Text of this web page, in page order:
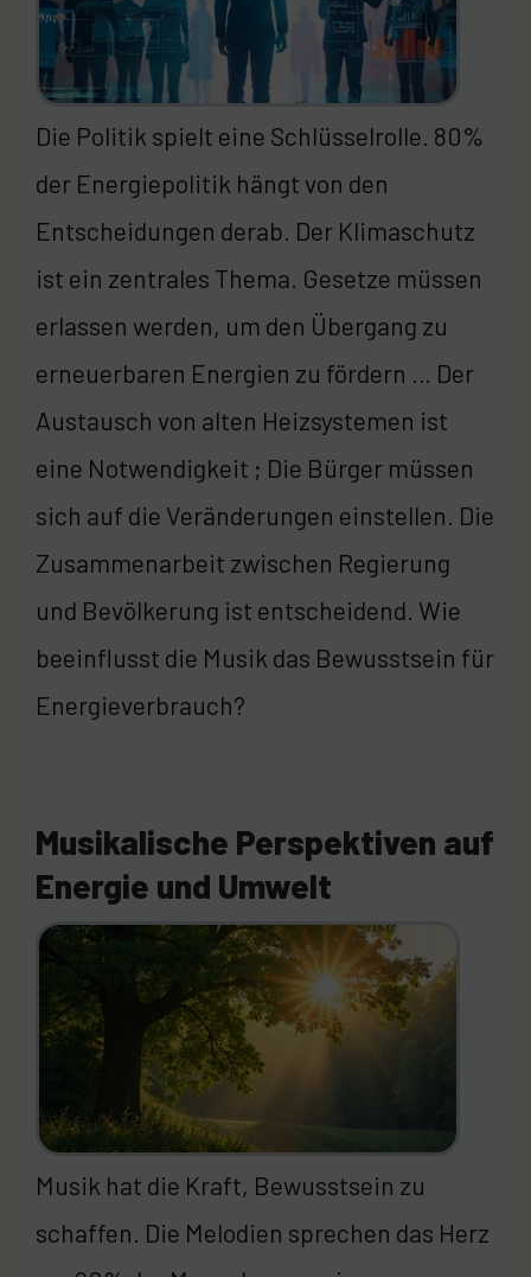
Die Politik spielt eine Schlüsselrolle. 80%
der Energiepolitik hängt von den
Entscheidungen derab. Der Klimaschutz
ist ein zentrales Thema. Gesetze müssen
erlassen werden, um den Übergang zu
erneuerbaren Energien zu fördern … Der
Austausch von alten Heizsystemen ist
eine Notwendigkeit ; Die Bürger müssen
sich auf die Veränderungen einstellen. Die
Zusammenarbeit zwischen Regierung
und Bevölkerung ist entscheidend. Wie
beeinflusst die Musik das Bewusstsein für
Energieverbrauch?
Musikalische Perspektiven auf
Energie und Umwelt
Musik hat die Kraft, Bewusstsein zu
schaffen. Die Melodien sprechen das Herz